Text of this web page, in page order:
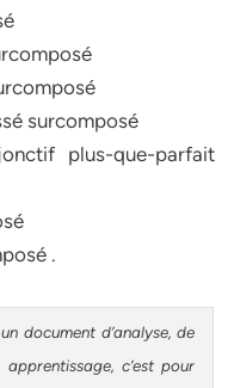
surcomposé
plus-que-parfait
.
document d’analyse, de
c’est pour